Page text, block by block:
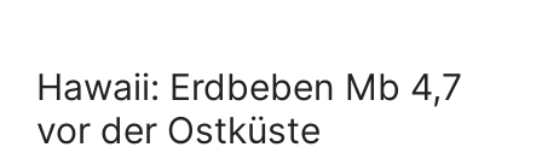
Hawaii: Erdbeben Mb 4,7
vor der Ostküste